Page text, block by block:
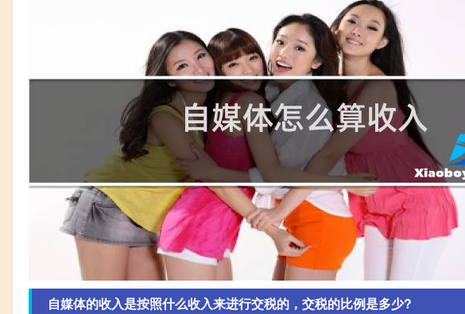
自媒体的收入是按照什么收入来进行交税的，交税的比例是多少?